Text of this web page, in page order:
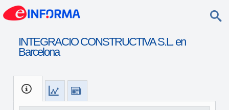
INTEGRACIO CONSTRUCTIVA S.L. en
Barcelona